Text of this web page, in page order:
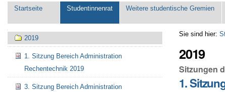
Sektionen
Startseite Studentinnenrat Weitere studentische Gremien
Sie sind hier:
2019
Sitzungen
1.
Navigation
2019
1. Sitzung Bereich Administration
Rechentechnik 2019
3. Sitzung Bereich Administration